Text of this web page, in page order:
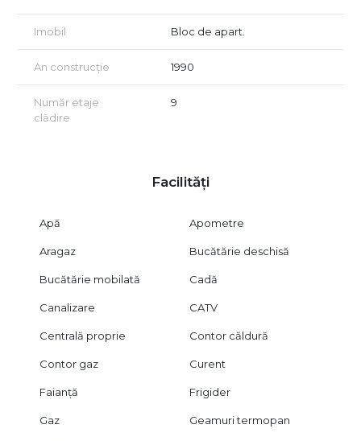
Imobil Bloc de apart.
An construcție 1990
Număr etaje
clădire
9
Facilități
Apă Apometre
Aragaz Bucătărie deschisă
Bucătărie mobilată Cadă
Canalizare CATV
Centrală proprie Contor căldură
Contor gaz Curent
Faianță Frigider
Gaz Geamuri termopan